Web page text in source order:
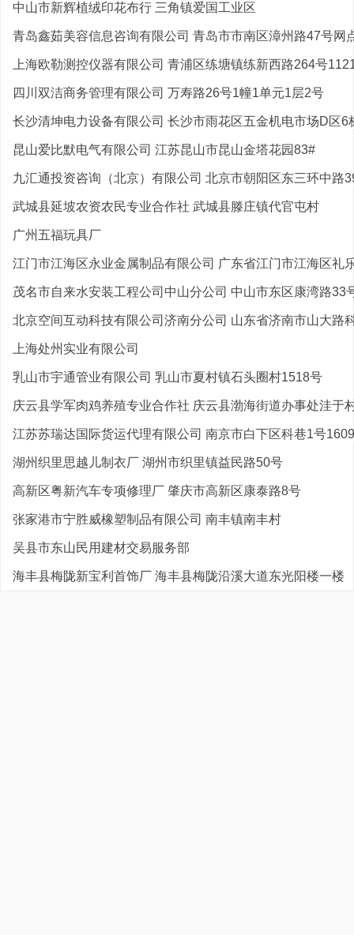
中山市新辉植绒印花布行 三角镇爱国工业区
青岛鑫茹美容信息咨询有限公司 青岛市市南区漳州路47号网
上海欧勒测控仪器有限公司 青浦区练塘镇练新西路264号
四川双洁商务管理有限公司 万寿路26号1幢1单元1层2号
长沙清坤电力设备有限公司 长沙市雨花区五金机电市场D区6
昆山爱比默电气有限公司 江苏昆山市昆山金塔花园83#
九汇通投资咨询（北京）有限公司 北京市朝阳区东三环中路
武城县延坡农资农民专业合作社 武城县滕庄镇代官屯村
广州五福玩具厂
江门市江海区永业金属制品有限公司 广东省江门市江海区礼
茂名市自来水安装工程公司中山分公司 中山市东区康湾路33
北京空间互动科技有限公司济南分公司 山东省济南市山大路
上海处州实业有限公司
乳山市宇通管业有限公司 乳山市夏村镇石头圈村1518号
庆云县学军肉鸡养殖专业合作社 庆云县渤海街道办事处洼于
江苏苏瑞达国际货运代理有限公司 南京市白下区科巷1号
湖州织里思越儿制衣厂 湖州市织里镇益民路50号
高新区粤新汽车专项修理厂 肇庆市高新区康泰路8号
张家港市宁胜威橡塑制品有限公司 南丰镇南丰村
吴县市东山民用建材交易服务部
海丰县梅陇新宝利首饰厂 海丰县梅陇沿溪大道东光阳楼一楼